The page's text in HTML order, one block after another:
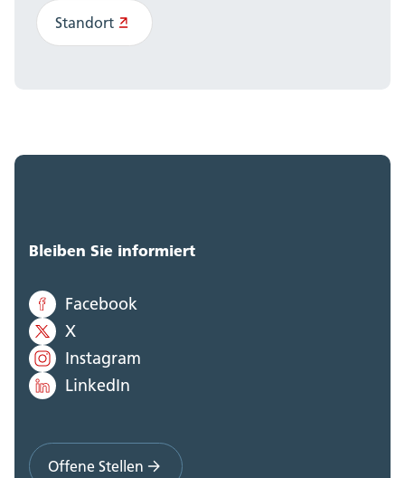
Standort
Bleiben Sie informiert
Facebook
X
Instagram
LinkedIn
Offene Stellen